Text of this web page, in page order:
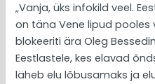
„Vanja, üks infokild veel.
on täna Vene lipud pooles
blokeeriti ära Oleg
Eestlastele, kes elavad
läheb elu lõbusamaks ja